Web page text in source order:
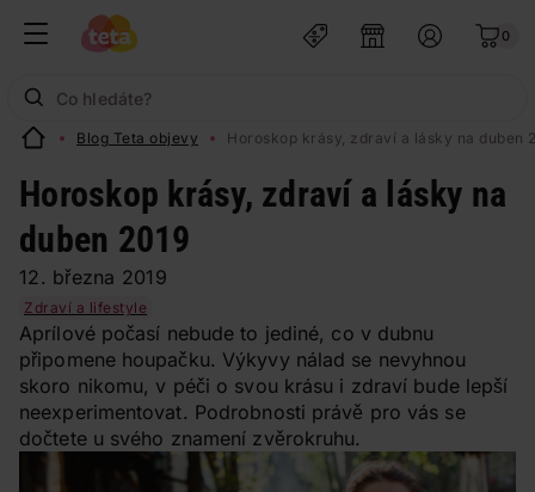
0
Blog Teta objevy Horoskop krásy, zdraví a lásky na duben
Horoskop krásy, zdraví a lásky na
duben 2019
12. března 2019
Zdraví a lifestyle
Aprílové počasí nebude to jediné, co v dubnu
připomene houpačku. Výkyvy nálad se nevyhnou
skoro nikomu, v péči o svou krásu i zdraví bude lepší
neexperimentovat. Podrobnosti právě pro vás se
dočtete u svého znamení zvěrokruhu.